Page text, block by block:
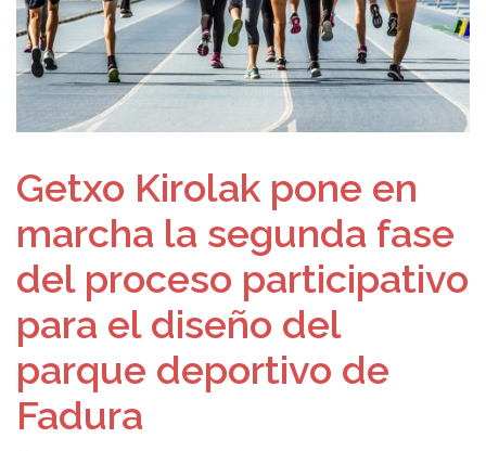
Getxo Kirolak pone en
marcha la segunda fase
del proceso participativo
para el diseño del
parque deportivo de
Fadura